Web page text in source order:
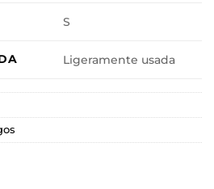
S
Ligeramente usada